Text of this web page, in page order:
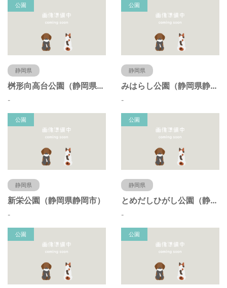
公園
静岡県
桝形向高台公園（静岡県静岡市）
-
公園
静岡県
みはらし公園（静岡県静岡市）
-
公園
静岡県
新栄公園（静岡県静岡市）
-
公園
静岡県
とめだしひがし公園（静岡県静岡市）
-
公園 公園